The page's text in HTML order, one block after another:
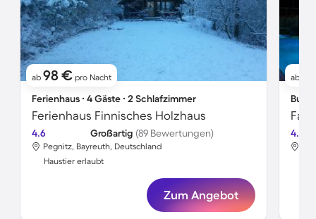
ab 98 € pro Nacht
Ferienhaus ∙ 4 Gäste ∙ 2 Schlafzimmer
Ferienhaus Finnisches Holzhaus
4.6 Großartig (89 Bewertungen)
Pegnitz, Bayreuth, Deutschland
Haustier erlaubt
Zum Angebot
ab
4.0